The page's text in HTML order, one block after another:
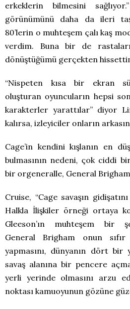
erkeklerin bilmesini
görünümünü daha da ileri
80’lerin o muhteşem çalı kaş
verdim. Buna bir de
dönüştüğümü gerçekten
“Nispeten kısa bir ekran
oluşturan oyuncuların hepsi
karakterler yarattılar” diyor
kalırsa, izleyiciler onların
Cage’in kendini kışlanın en
bulmasının nedeni, çok ciddi
bir orgeneralle, General
Cruise, “Cage savaşın
Halkla İlişkiler örneği ortaya
Gleeson’ın muhteşem bir
General Brigham onun
yapmasını, dünyanın dört bir
savaş alanına bir pencere
yerli yerinde olmasını arzu
noktası kamuoyunun gözüne